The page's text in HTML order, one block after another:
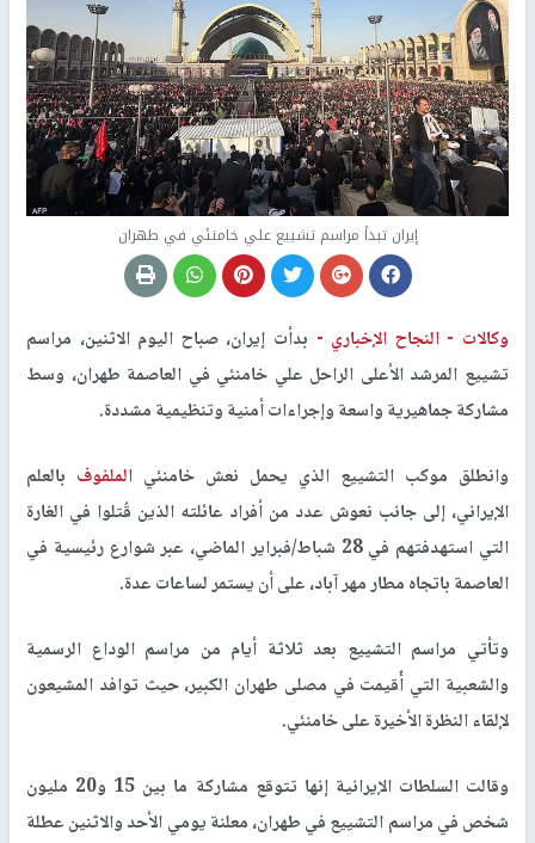
إيران تبدأ مراسم تشييع علي خامنئي في طهران
وكالات -النجاح الإخباري - بدأت إيران، صباح اليوم الاثنين، مراسم
تشييع المرشد الأعلى الراحل علي خامنئي في العاصمة طهران، وسط
مشاركة جماهيرية واسعة وإجراءات أمنية وتنظيمية مشددة.
وانطلق موكب التشييع الذي يحمل نعش خامنئي الملفوف بالعلم
الإيراني، إلى جانب نعوش عدد من أفراد عائلته الذين قُتلوا في الغارة
التي استهدفتهم في 28 شباط/فبراير الماضي، عبر شوارع رئيسية في
العاصمة باتجاه مطار مهر آباد، على أن يستمر لساعات عدة.
وتأتي مراسم التشييع بعد ثلاثة أيام من مراسم الوداع الرسمية
والشعبية التي أُقيمت في مصلى طهران الكبير، حيث توافد المشيعون
لإلقاء النظرة الأخيرة على خامنئي.
وقالت السلطات الإيرانية إنها تتوقع مشاركة ما بين 15 و20 مليون
شخص في مراسم التشييع في طهران، معلنة يومي الأحد والاثنين عطلة